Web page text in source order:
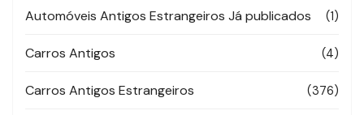
Automóveis Antigos Estrangeiros Já publicados (1)
Carros Antigos (4)
Carros Antigos Estrangeiros (376)